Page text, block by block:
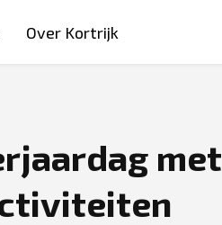
Over Kortrijk
met